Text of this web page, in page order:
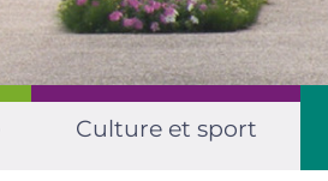
Culture et sport